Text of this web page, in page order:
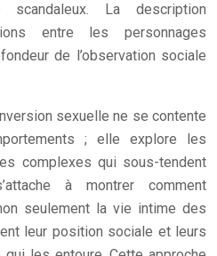
scandaleux. La description
entre les personnages
de l’observation sociale
sexuelle ne se contente
; elle explore les
complexes qui sous-tendent
à montrer comment
seulement la vie intime des
leur position sociale et leurs